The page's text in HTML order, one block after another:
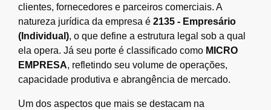
clientes, fornecedores e parceiros comerciais. A
natureza jurídica da empresa é 2135 - Empresário
(Individual), o que define a estrutura legal sob a qual
ela opera. Já seu porte é classificado como MICRO
EMPRESA, refletindo seu volume de operações,
capacidade produtiva e abrangência de mercado.
Um dos aspectos que mais se destacam na